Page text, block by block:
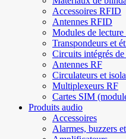
Accessoires RFID
Antennes RFID
Modules de
Transpondeurs et
Circuits intégrés
Antennes RF
Circulateurs et
Multiplexeurs RF
Cartes SIM
Produits audio
Accessoires
Alarmes, buzzers